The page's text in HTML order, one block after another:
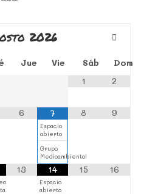
2026
Jue Vie Sáb
Dom
1
2
6 7
Espacio
abierto
Grupo
Medioambiental
8 9
13 14
Espacio
abierto
15 16